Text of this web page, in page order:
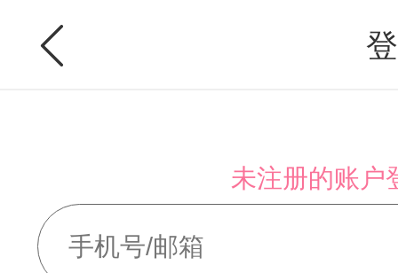
未注册的账户